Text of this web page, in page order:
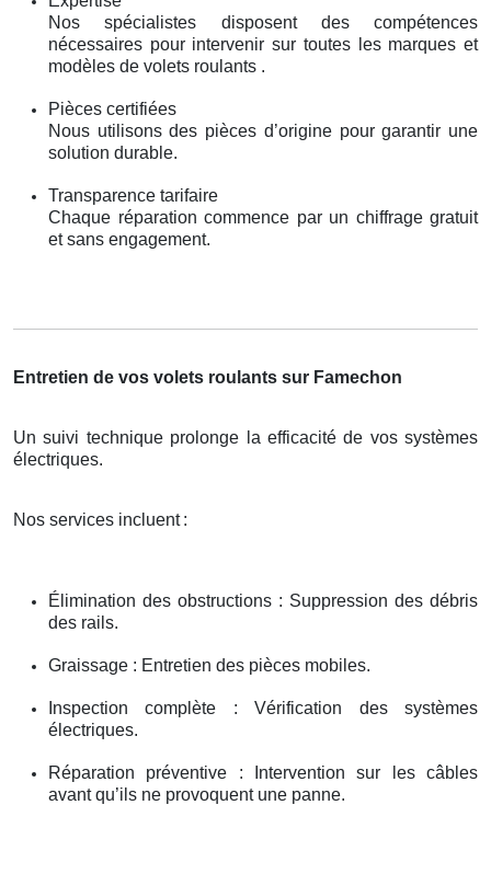
Nos spécialistes disposent des compétences
nécessaires pour intervenir sur toutes les marques et
modèles de volets roulants .
Pièces certifiées
Nous utilisons des pièces d’origine pour garantir une
solution durable.
Transparence tarifaire
Chaque réparation commence par un chiffrage gratuit
et sans engagement.
Entretien de vos volets roulants sur Famechon
Un suivi technique prolonge la efficacité de vos systèmes
électriques.
Nos services incluent :
Élimination des obstructions : Suppression des débris
des rails.
Graissage : Entretien des pièces mobiles.
Inspection complète : Vérification des systèmes
électriques.
Réparation préventive : Intervention sur les câbles
avant qu’ils ne provoquent une panne.